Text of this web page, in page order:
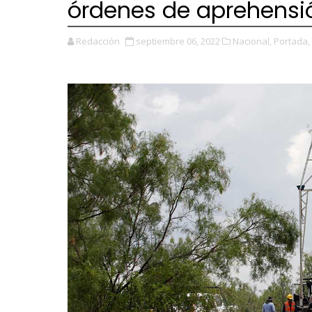
órdenes de
Redacción septiembre 06, 2022 Nacional, Portada,